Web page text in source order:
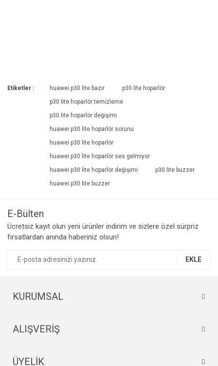
Etiketler : huawei p30 lite bazır
p30 lite hoparlör
p30 lite hoparlör temizleme
p30 lite hoparlör değişimi
huawei p30 lite hoparlör sorunu
huawei p30 lite hoparlör
huawei p30 lite hoparlör ses gelmiyor
huawei p30 lite hoparlör değişimi
p30 lite buzzer
huawei p30 lite buzzer
E-Bülten
Ücretsiz kayıt olun yeni ürünler indirim ve sizlere özel sürpriz
fırsatlardan anında haberiniz olsun!
EKLE
KURUMSAL
ALIŞVERİŞ
ÜYELİK